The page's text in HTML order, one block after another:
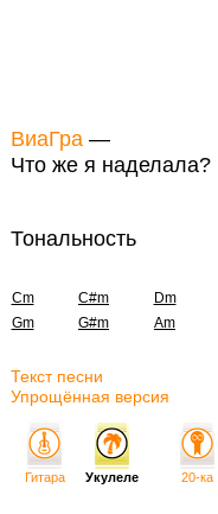
ВиаГра —
Что же я наделала?
Тональность
Cm C#m Dm
Gm
G#m Am
Текст песни
Упрощённая версия
Гитара Укулеле 20-ка